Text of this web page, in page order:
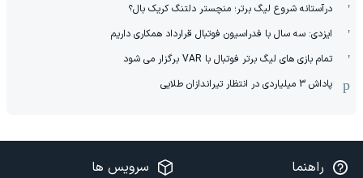
درآستانه شروع لیگ برتر؛ منچستر دلتنگ کریک بال؟
ایزدی: سه سال با فدراسیون فوتبال قرارداد همکاری داریم
تمام بازی های لیگ برتر فوتبال با VAR برگزار می شود
پاداش 3 میلیاردی در انتظار تیراندازان طلایی
راهنما سرویس ها